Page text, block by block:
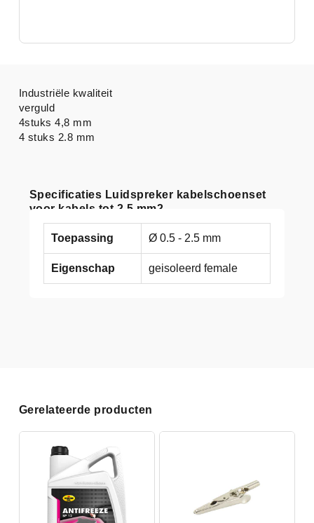
Specificaties Luidspreker kabelschoenset
voor kabels tot 2.5 mm2
Toepassing Ø 0.5 - 2.5 mm
Eigenschap geisoleerd female
Industriële kwaliteit
verguld
4stuks 4,8 mm
4 stuks 2.8 mm
Gerelateerde producten